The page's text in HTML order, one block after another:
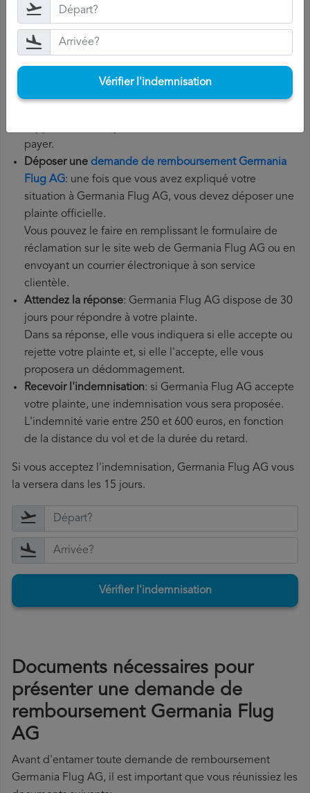
Rassemblez tous les documents
déposer une demande de remboursement Germania
Flug AG, vous aurez besoin de votre numéro de vol, de
la date de départ, de l'aéroport d'origine et de
l'aéroport de destination. Il est également recommandé
de conserver tous les documents relatifs au vol, tels que
payer.
Déposer une demande de remboursement Germania
Flug AG: une fois que vous avez expliqué votre
situation à Germania Flug AG, vous devez déposer une
plainte officielle.
Vous pouvez le faire en remplissant le formulaire de
réclamation sur le site web de Germania Flug AG ou en
envoyant un courrier électronique à son service
clientèle.
Attendez la réponse: Germania Flug AG dispose de 30
jours pour répondre à votre plainte.
Dans sa réponse, elle vous indiquera si elle accepte ou
rejette votre plainte et, si elle l'accepte, elle vous
proposera un dédommagement.
Recevoir l'indemnisation: si Germania Flug AG accepte
votre plainte, une indemnisation vous sera proposée.
L'indemnité varie entre 250 et 600 euros, en fonction
de la distance du vol et de la durée du retard.
Si vous acceptez l'indemnisation, Germania Flug AG vous
la versera dans les 15 jours.
Vérifier l'indemnisation
Documents nécessaires pour
présenter une demande de
remboursement Germania Flug
AG
Avant d'entamer toute demande de remboursement
Germania Flug AG, il est important que vous réunissiez les
Vérifier l'indemnisation